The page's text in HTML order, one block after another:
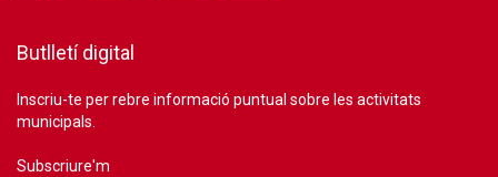
Butlletí digital
Inscriu-te per rebre informació puntual sobre les activitats
municipals.
Subscriure'm